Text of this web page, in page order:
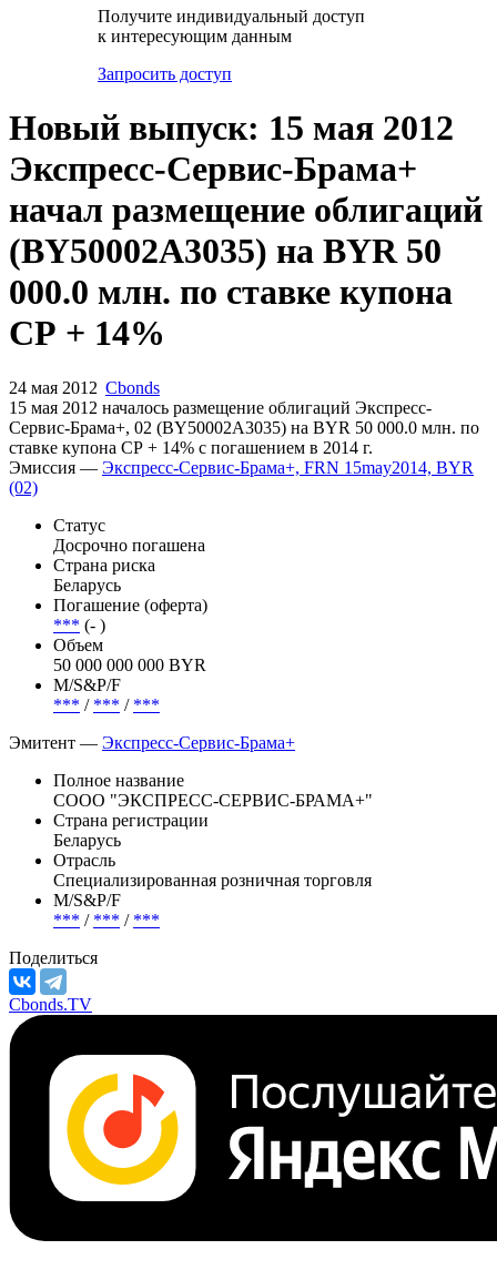
Получите индивидуальный доступ
к интересующим данным
Запросить доступ
Новый выпуск: 15 мая 2012
Экспресс-Сервис-Брама+
начал размещение облигаций
(BY50002A3035) на BYR 50
000.0 млн. по ставке купона
СР + 14%
24 мая 2012 Cbonds
15 мая 2012 началось размещение облигаций Экспресс-
Сервис-Брама+, 02 (BY50002A3035) на BYR 50 000.0 млн. по
ставке купона СР + 14% с погашением в 2014 г.
Эмиссия — Экспресс-Сервис-Брама+, FRN 15may2014, BYR
(02)
Статус
Досрочно погашена
Страна риска
Беларусь
Погашение (оферта)
*** (- )
Объем
50 000 000 000 BYR
М/S&P/F
*** / *** / ***
Эмитент — Экспресс-Сервис-Брама+
Полное название
СООО "ЭКСПРЕСС-СЕРВИС-БРАМА+"
Страна регистрации
Беларусь
Отрасль
Специализированная розничная торговля
М/S&P/F
*** / *** / ***
Поделиться
Cbonds.TV